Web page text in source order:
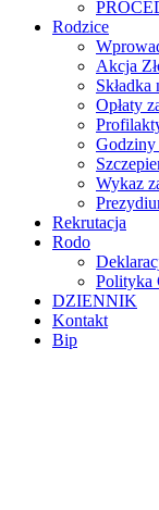
Rodzice
Akcja
Opłaty
Godziny
Wykaz
Rekrutacja
Rodo
Polityka
DZIENNIK
Kontakt
Bip